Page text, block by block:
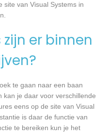
site van Visual Systems in
er binnen
te gaan naar een baan
kan je daar voor verschillende
eens op de site van Visual
is daar de functie van
te bereiken kun je het